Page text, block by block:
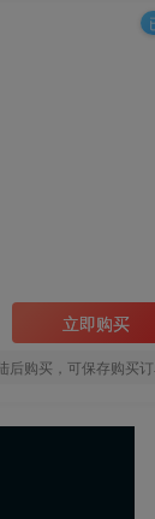
立即购买
后购买，可保存购买